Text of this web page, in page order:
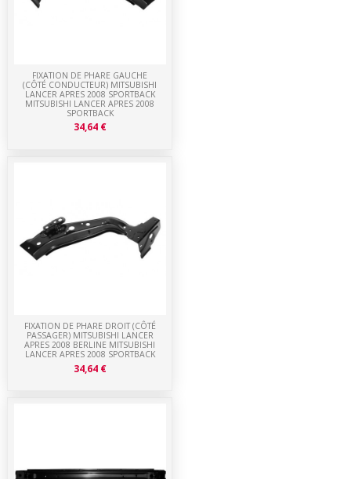
FIXATION DE PHARE DROIT (CÔTÉ
PASSAGER) MITSUBISHI LANCER
APRES 2008 BERLINE MITSUBISHI
LANCER APRES 2008 SPORTBACK
34,64 €
FIXATION DE PHARE GAUCHE
(CÔTÉ CONDUCTEUR) MITSUBISHI
LANCER APRES 2008 SPORTBACK
MITSUBISHI LANCER APRES 2008
SPORTBACK
34,64 €